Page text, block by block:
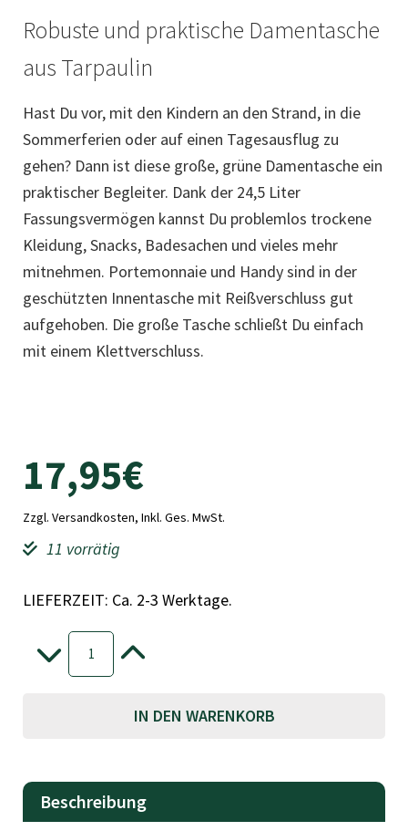
Robuste und praktische Damentasche
aus Tarpaulin
Hast Du vor, mit den Kindern an den Strand, in die
Sommerferien oder auf einen Tagesausflug zu
gehen? Dann ist diese große, grüne Damentasche ein
praktischer Begleiter. Dank der 24,5 Liter
Fassungsvermögen kannst Du problemlos trockene
Kleidung, Snacks, Badesachen und vieles mehr
mitnehmen. Portemonnaie und Handy sind in der
geschützten Innentasche mit Reißverschluss gut
aufgehoben. Die große Tasche schließt Du einfach
mit einem Klettverschluss.
17,95€
Zzgl. Versandkosten, Inkl. Ges. MwSt.
11 vorrätig
LIEFERZEIT: Ca. 2-3 Werktage.
-
RBL
Damentasche
L
+
IN DEN WARENKORB
Beschreibung